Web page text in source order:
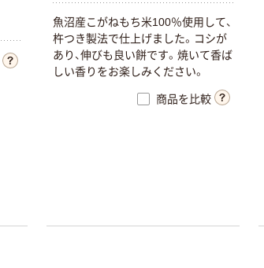
魚沼産こがねもち米100％使用して、
杵つき製法で仕上げました。コシが
あり、伸びも良い餅です。焼いて香ば
しい香りをお楽しみください。
商品を比較